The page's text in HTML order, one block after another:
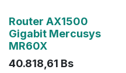
Router AX1500
Gigabit Mercusys
MR60X
40.818,61 Bs